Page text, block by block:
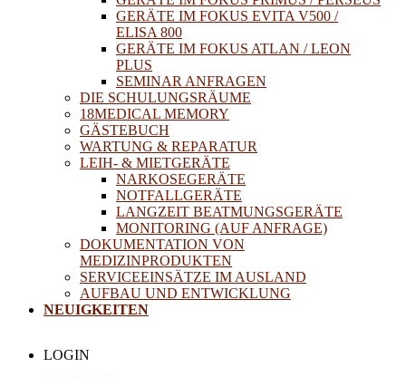
GERÄTE IM FOKUS EVITA V500 /
ELISA 800
GERÄTE IM FOKUS ATLAN / LEON
PLUS
SEMINAR ANFRAGEN
DIE SCHULUNGSRÄUME
18MEDICAL MEMORY
GÄSTEBUCH
WARTUNG & REPARATUR
LEIH- & MIETGERÄTE
NARKOSEGERÄTE
NOTFALLGERÄTE
LANGZEIT BEATMUNGSGERÄTE
MONITORING (AUF ANFRAGE)
DOKUMENTATION VON
MEDIZINPRODUKTEN
SERVICEEINSÄTZE IM AUSLAND
AUFBAU UND ENTWICKLUNG
NEUIGKEITEN
LOGIN